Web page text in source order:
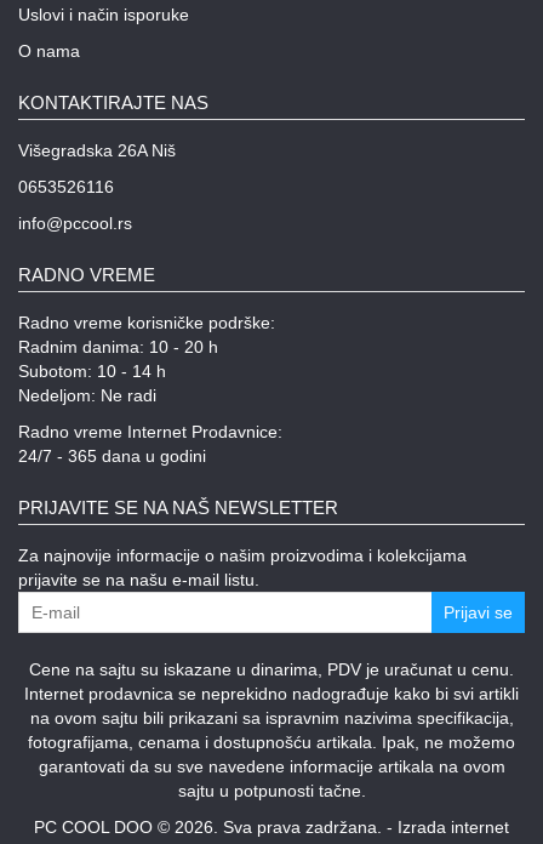
Uslovi i način isporuke
O nama
KONTAKTIRAJTE NAS
Višegradska 26A Niš
0653526116
info@pccool.rs
RADNO VREME
Radno vreme korisničke podrške:
Radnim danima: 10 - 20 h
Subotom: 10 - 14 h
Nedeljom: Ne radi
Radno vreme Internet Prodavnice:
24/7 - 365 dana u godini
PRIJAVITE SE NA NAŠ NEWSLETTER
Za najnovije informacije o našim proizvodima i kolekcijama
prijavite se na našu e-mail listu.
Prijavi se
Cene na sajtu su iskazane u dinarima, PDV je uračunat u cenu.
Internet prodavnica se neprekidno nadograđuje kako bi svi artikli
na ovom sajtu bili prikazani sa ispravnim nazivima specifikacija,
fotografijama, cenama i dostupnošću artikala. Ipak, ne možemo
garantovati da su sve navedene informacije artikala na ovom
sajtu u potpunosti tačne.
PC COOL DOO © 2026. Sva prava zadržana. - Izrada internet